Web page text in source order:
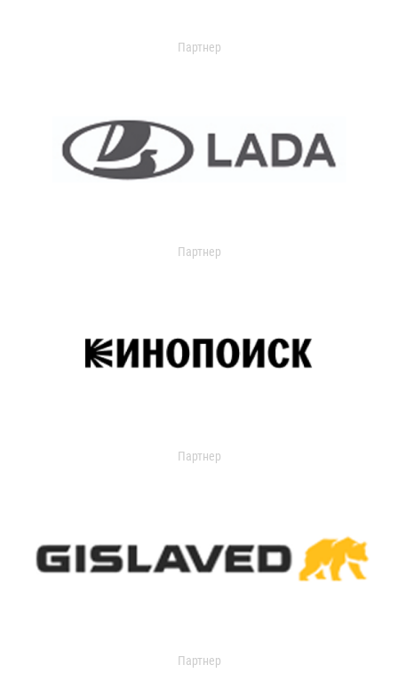
Партнер
Партнер
Партнер
Партнер